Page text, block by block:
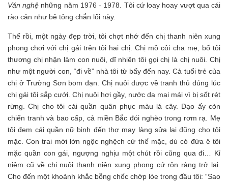
Văn nghệ những năm 1976 - 1978. Tôi cứ loay hoay vượt qua cái
rào cản như bê tông chắn lối này.
Thế rồi, một ngày đẹp trời, tôi chợt nhớ đến chị thanh niên xung
phong chơi với chị gái trên tôi hai chị. Chị mồ côi cha mẹ, bố tôi
thương chị nhận làm con nuôi, dĩ nhiên tôi gọi chị là chị nuôi. Chị
như một người con, “đi về” nhà tôi từ bấy đến nay. Cả tuổi trẻ của
chị ở Trường Sơn bom đạn. Chị nuôi được về tranh thủ đúng lúc
chị gái tôi sắp cưới. Chị nuôi hơi gầy, nước da mai mái vì bị sốt rét
rừng. Chị cho tôi cái quần quân phục màu lá cây. Dạo ấy còn
chiến tranh và bao cấp, cả miền Bắc đói nghèo trong rơm rạ. Mẹ
tôi đem cái quần nữ binh đến thợ may làng sửa lại đũng cho tôi
mặc. Con trai mới lớn ngộc nghệch cứ thế mặc, dù có đứa ê tôi
mặc quần con gái, ngượng nghịu một chút rồi cũng qua đi… Kỉ
niệm cũ về chị nuôi thanh niên xung phong cứ rộn ràng trở lại.
Cho đến một khoảnh khắc bỗng chốc chớp lóe trong đầu tôi: “Sao